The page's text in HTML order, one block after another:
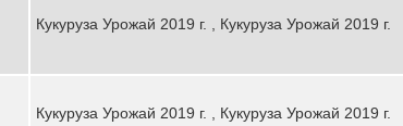
Кукуруза Урожай 2019 г. , Кукуруза Урожай 2019 г.
Кукуруза Урожай 2019 г. , Кукуруза Урожай 2019 г.